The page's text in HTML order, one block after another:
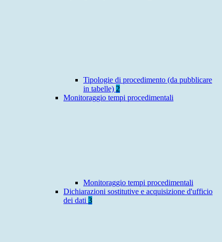
Tipologie di procedimento (da pubblicare
in tabelle) 2
Monitoraggio tempi procedimentali
Monitoraggio tempi procedimentali
Dichiarazioni sostitutive e acquisizione d'ufficio
dei dati 3